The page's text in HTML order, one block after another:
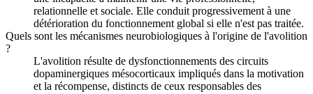
relationnelle et sociale. Elle conduit progressivement à une
détérioration du fonctionnement global si elle n'est pas traitée.
Quels sont les mécanismes neurobiologiques à l'origine de l'avolition
?
L'avolition résulte de dysfonctionnements des circuits
dopaminergiques mésocorticaux impliqués dans la motivation
et la récompense, distincts de ceux responsables des